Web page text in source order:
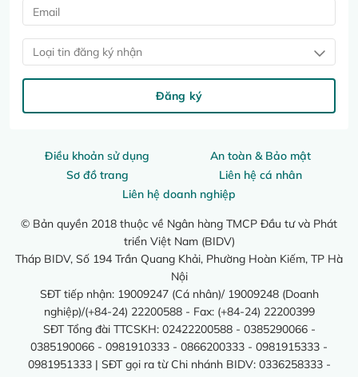
Điều khoản sử dụng
An toàn & Bảo mật
Sơ đồ trang
Liên hệ cá nhân
Liên hệ doanh nghiệp
© Bản quyền 2018 thuộc về Ngân hàng TMCP Đầu tư và Phát
triển Việt Nam (BIDV)
Tháp BIDV, Số 194 Trần Quang Khải, Phường Hoàn Kiếm, TP Hà
Nội
SĐT tiếp nhận: 19009247 (Cá nhân)/ 19009248 (Doanh
nghiệp)/(+84-24) 22200588 - Fax: (+84-24) 22200399
SĐT Tổng đài TTCSKH: 02422200588 - 0385290066 -
0385190066 - 0981910333 - 0866200333 - 0981915333 -
0981951333 | SĐT gọi ra từ Chi nhánh BIDV: 0336258333 -
Loại tin đăng ký nhận
Đăng ký